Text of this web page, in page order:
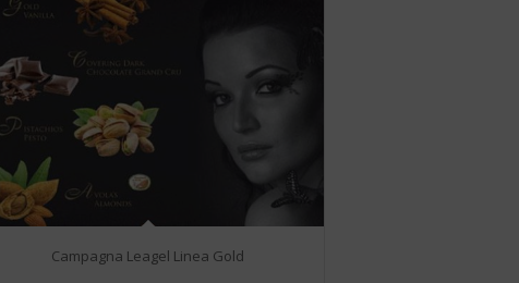
Campagna Leagel Linea Gold